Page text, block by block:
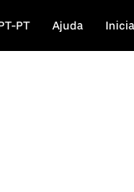
PT Ajuda